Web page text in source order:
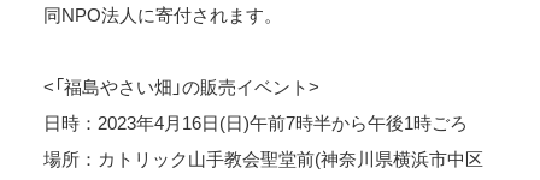
同NPO法人に寄付されます。
<「福島やさい畑」の販売イベント>
日時：2023年4月16日(日)午前7時半から午後1時ごろ
場所：カトリック山手教会聖堂前(神奈川県横浜市中区